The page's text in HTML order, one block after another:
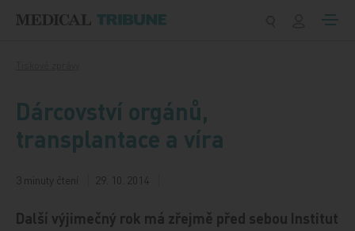
Dárcovství orgánů,
transplantace a víra
3 minuty čtení 29. 10. 2014
Další výjimečný rok má zřejmě před sebou Institut